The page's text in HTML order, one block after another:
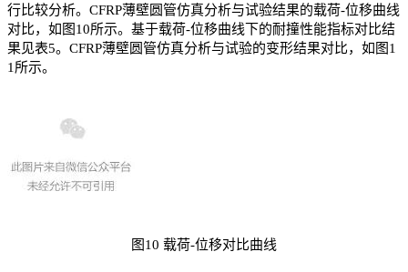
行比较分析。CFRP薄壁圆管仿真分析与试验结果的载荷-位移曲线
对比，如图10所示。基于载荷-位移曲线下的耐撞性能指标对比结
果见表5。CFRP薄壁圆管仿真分析与试验的变形结果对比，如图1
1所示。
图10 载荷-位移对比曲线